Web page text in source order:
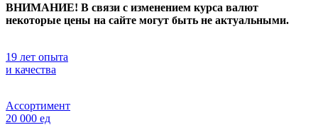
ВНИМАНИЕ! В связи с изменением курса валют
некоторые цены на сайте могут быть не актуальными.
19 лет опыта
и качества
Ассортимент
20 000 ед